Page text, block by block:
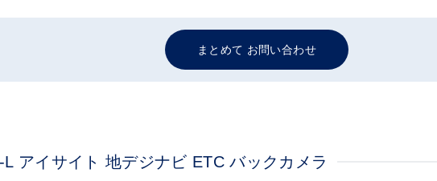
まとめて お問い合わせ
アイサイト 地デジナビ ETC バックカメラ